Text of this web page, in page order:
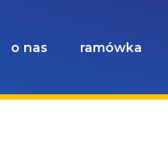
o nas ramówka